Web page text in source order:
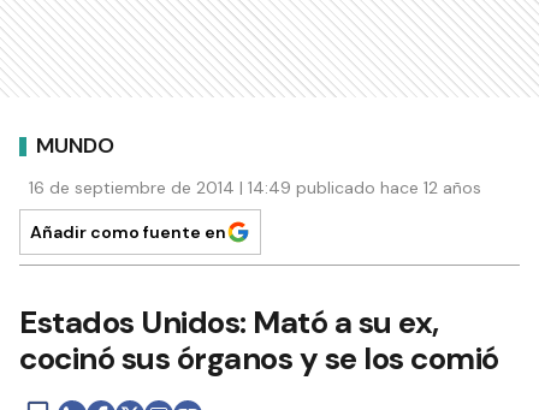
MUNDO
16 de septiembre de 2014 | 14:49 publicado hace 12 años
Añadir como fuente en
Estados Unidos: Mató a su ex,
cocinó sus órganos y se los comió